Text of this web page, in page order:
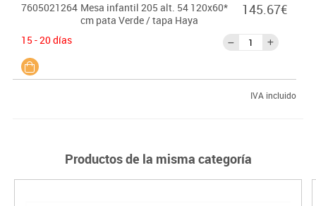
7605021264 Mesa infantil 205 alt. 54 120x60*
cm pata Verde / tapa Haya
15 - 20 días
145.67€
IVA incluido
Productos de la misma categoría